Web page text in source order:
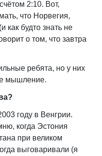
2:10. Вот,
что Норвегия,
как будто знать не
о том, что завтра
ребята, но у них
мышление.
году в Венгрии.
когда Эстония
при великом
выговаривали (я